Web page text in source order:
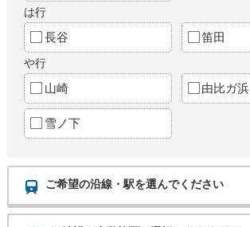
は行
長谷 笛田
や行
山崎 由比ガ浜
雪ノ下
ご希望の沿線・駅を選んでください